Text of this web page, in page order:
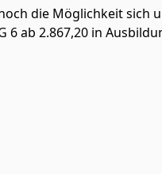
die Möglichkeit sich
6 ab 2.867,20 in